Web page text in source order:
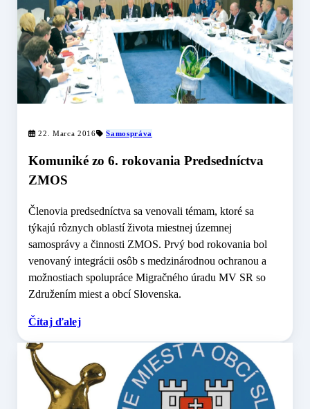
22. Marca 2016 Samospráva
Komuniké zo 6. rokovania Predsedníctva
ZMOS
Členovia predsedníctva sa venovali témam, ktoré sa
týkajú rôznych oblastí života miestnej územnej
samosprávy a činnosti ZMOS. Prvý bod rokovania bol
venovaný integrácii osôb s medzinárodnou ochranou a
možnostiach spolupráce Migračného úradu MV SR so
Združením miest a obcí Slovenska.
Čítaj ďalej